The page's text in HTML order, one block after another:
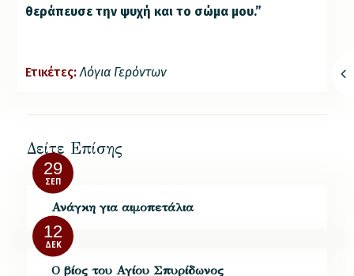
θεράπευσε την ψυχή και το σώμα μου.”
Ετικέτες: Λόγια Γερόντων
Δείτε Επίσης
29
ΣΕΠ
Ανάγκη για αιμοπετάλια
12
ΔΕΚ
Ο βίος του Αγίου Σπυρίδωνος